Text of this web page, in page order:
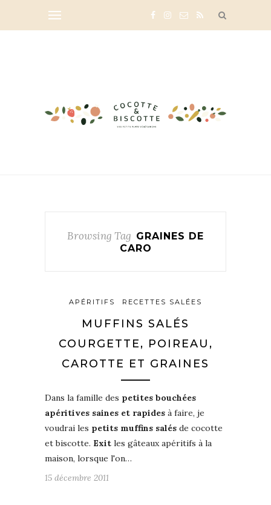
Browsing Tag GRAINES DE
CARO
APÉRITIFS RECETTES SALÉES
MUFFINS SALÉS
COURGETTE, POIREAU,
CAROTTE ET GRAINES
Dans la famille des petites bouchées
apéritives saines et rapides à faire, je
voudrai les petits muffins salés de cocotte
et biscotte. Exit les gâteaux apéritifs à la
maison, lorsque l'on…
15 décembre 2011